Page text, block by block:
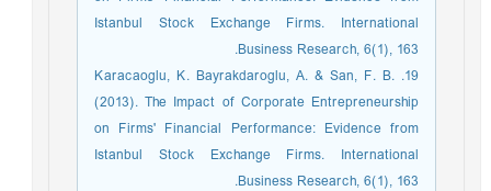
Istanbul Stock Exchange Firms. International
Business Research, 6(1), 163.
19. Karacaoglu, K. Bayrakdaroglu, A. & San, F. B.
(2013). The Impact of Corporate Entrepreneurship
on Firms' Financial Performance: Evidence from
Istanbul Stock Exchange Firms. International
Business Research, 6(1), 163.